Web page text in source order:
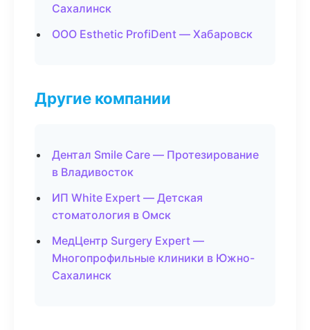
Сахалинск
ООО Esthetic ProfiDent — Хабаровск
Другие компании
Дентал Smile Care — Протезирование
в Владивосток
ИП White Expert — Детская
стоматология в Омск
МедЦентр Surgery Expert —
Многопрофильные клиники в Южно-
Сахалинск